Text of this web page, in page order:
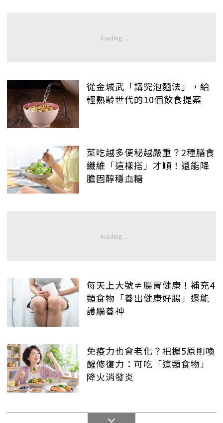
從金城武「講究泡麵法」，給
輕熟齡世代的10個飲食提案
菜吃越多便秘越嚴重？2種膳食
纖維「這樣搭」才順！還能降
膽固醇穩血糖
每天上大號≠腸胃健康！補充4
類食物「養出健康好腸」還能
護腦養神
免疫力也會老化？把握5原則喚
醒修復力：可吃「這類食物」
降火消發炎